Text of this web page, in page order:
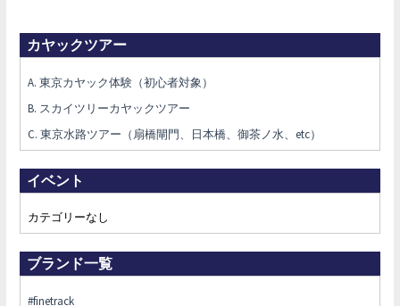
カヤックツアー
A. 東京カヤック体験（初心者対象）
B. スカイツリーカヤックツアー
C. 東京水路ツアー（扇橋閘門、日本橋、御茶ノ水、etc）
イベント
カテゴリーなし
ブランド一覧
#finetrack